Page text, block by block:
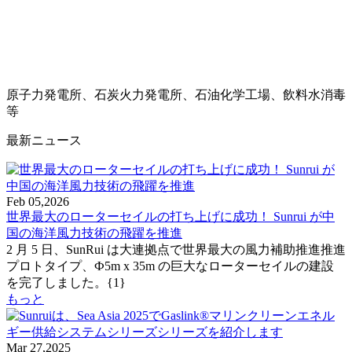
原子力発電所、石炭火力発電所、石油化学工場、飲料水消毒
等
最新ニュース
Feb 05,2026
世界最大のローターセイルの打ち上げに成功！ Sunrui が中
国の海洋風力技術の飛躍を推進
2 月 5 日、SunRui は大連拠点で世界最大の風力補助推進推進
プロトタイプ、Ф5m x 35m の巨大なローターセイルの建設
を完了しました。{1}
もっと
Mar 27,2025